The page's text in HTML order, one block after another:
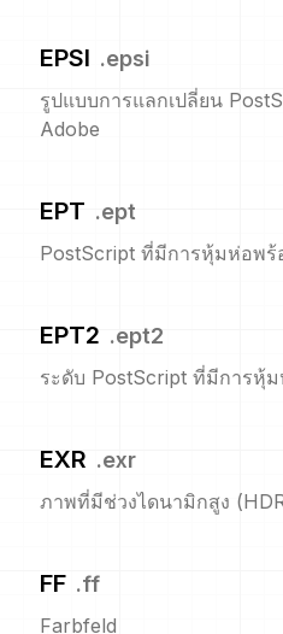
EPSI .epsi
รูปแบบการแลกเปลี่ยน
Adobe
EPT .ept
PostScript ที่มีการหุ้มห่อพร้
EPT2 .ept2
ระดับ PostScript ที่มีการหุ้
EXR .exr
ภาพที่มีช่วงไดนามิกสูง
FF .ff
Farbfeld